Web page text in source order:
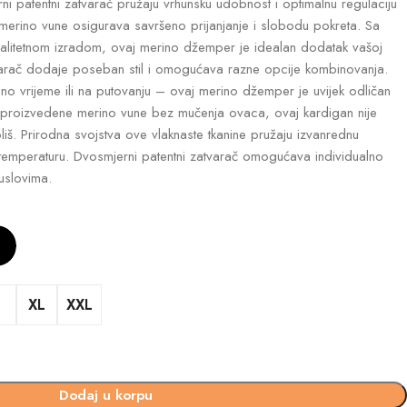
vune osigurava savršeno prijanjanje i slobodu pokreta. Sa
izradom, ovaj merino džemper je idealan dodatak vašoj
dodaje poseban stil i omogućava razne opcije kombinovanja.
vrijeme ili na putovanju – ovaj merino džemper je uvijek odličan
merino vune bez mučenja ovaca, ovaj kardigan nije
Prirodna svojstva ove vlaknaste tkanine pružaju izvanrednu
Dvosmjerni patentni zatvarač omogućava individualno
XL XXL
Dodaj u korpu